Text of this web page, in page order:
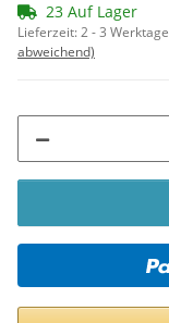
23 Auf Lager
Lieferzeit:2 - 3 Werktage
abweichend)